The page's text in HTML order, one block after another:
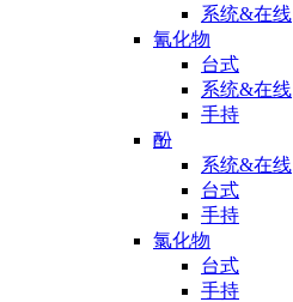
系统&在线
氰化物
台式
系统&在线
手持
酚
系统&在线
台式
手持
氯化物
台式
手持